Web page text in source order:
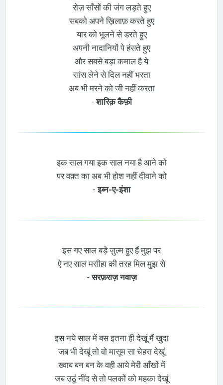
रोज़ साँसों की जंग लड़ते हुए
सबको अपने ख़िलाफ़ करते हुए
यार को भूलने से डरते हुए
अपनी नादानियों पे हंसते हुए
और सबसे बड़ा कमाल है ये
सांस लेने से दिल नहीं भरता
अब भी मरने को जी नहीं करता
-शारिक़ कैफ़ी
इक साल गया इक साल नया है आने को
पर वक़्त का अब भी होश नहीं दीवाने को
-इब्न-ए-इंशा
इस गए साल बड़े ज़ुल्म हुए हैं मुझ पर
ऐ नए साल मसीहा की तरह मिल मुझ से
-सरफ़राज़ नवाज़
इस नये साल में बस इतना ही देखूं मैं खुदा
जब भी देखूं तो वो मासूम सा चेहरा देखूं
ख्वाब बन बन के वही आये मेरी आँखों में
जब उठूं नींद से तो पलकों को महका देखूं